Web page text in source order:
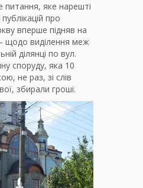
яке нарешті
про
вперше підняв на
щодо виділення меж
ділянці по вул.
споруду, яка 10
не раз, зі слів
збирали гроші.